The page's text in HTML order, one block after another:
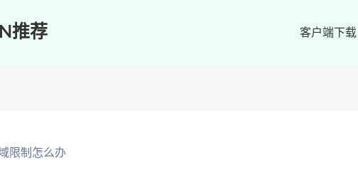
推荐 客户端下载
限制怎么办